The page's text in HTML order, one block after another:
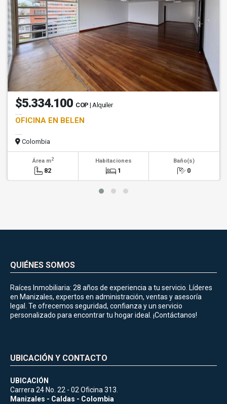
$5.334.100 COP | Alquiler
OFICINA EN BELÉN
Colombia
Área m2
82
Habitaciones
1
Baño(s)
0
QUIÉNES SOMOS
Raíces Inmobiliaria: 28 años de experiencia a tu servicio. Líderes
en Manizales, expertos en administración, ventas y asesoría
legal. Te ofrecemos seguridad, confianza y un servicio
personalizado para encontrar tu hogar ideal. ¡Contáctanos!
UBICACIÓN Y CONTACTO
UBICACIÓN
Carrera 24 No. 22 - 02 Oficina 313.
Manizales - Caldas - Colombia